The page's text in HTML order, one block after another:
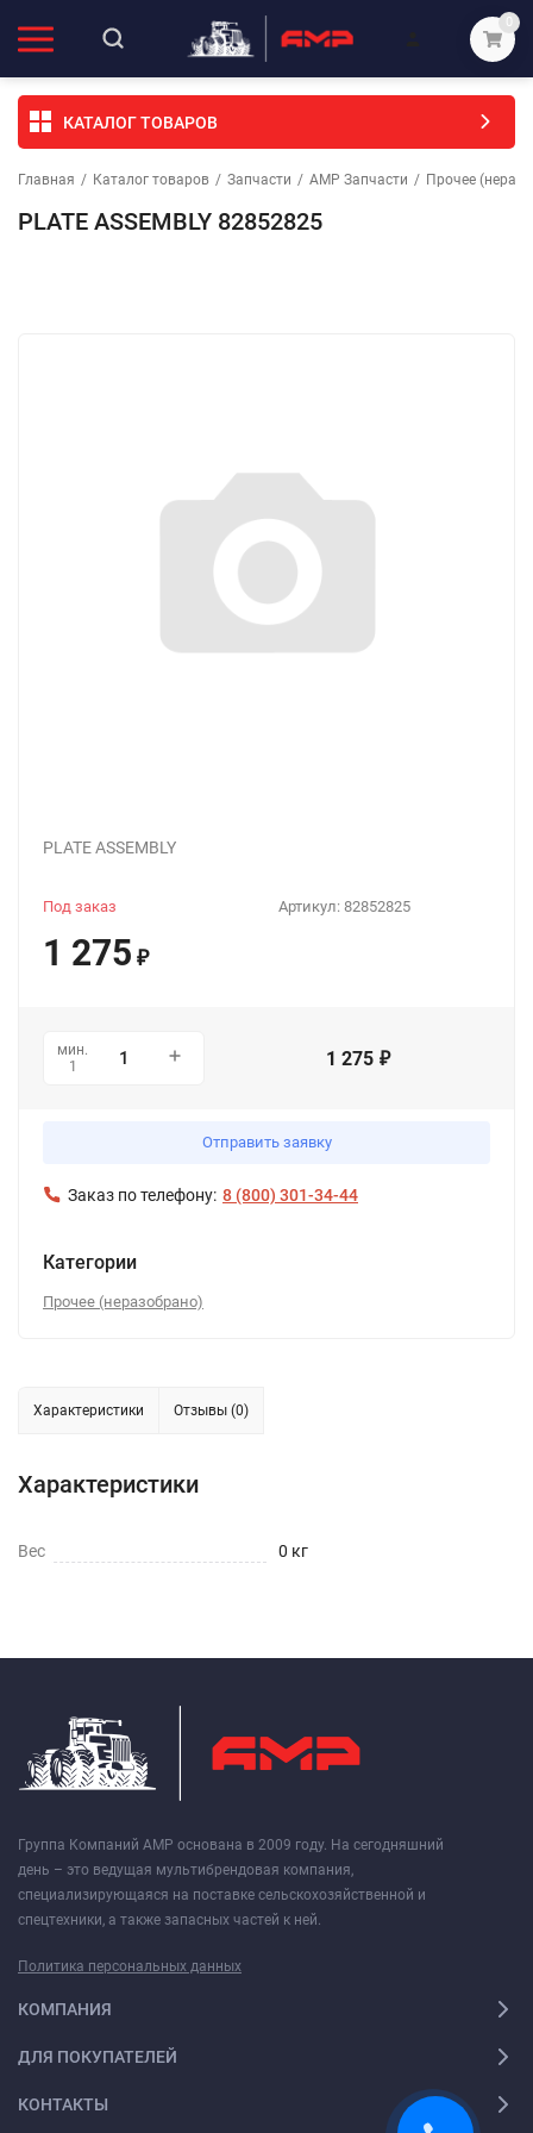
0
КАТАЛОГ ТОВАРОВ
Главная / Каталог товаров / Запчасти / АМР Запчасти / Прочее
PLATE ASSEMBLY 82852825
PLATE ASSEMBLY
Артикул: 82852825
Под заказ
1 275 ₽
мин.
1
1 275 ₽
Отправить заявку
Заказ по телефону: 8 (800) 301-34-44
Категории
Прочее (неразобрано)
Характеристики Отзывы (0)
Характеристики
Вес 0 кг
Группа Компаний АМР основана в 2009 году. На сегодняшний
день – это ведущая мультибрендовая компания,
специализирующаяся на поставке сельскохозяйственной и
спецтехники, а также запасных частей к ней.
Политика персональных данных
КОМПАНИЯ
ДЛЯ ПОКУПАТЕЛЕЙ
КОНТАКТЫ